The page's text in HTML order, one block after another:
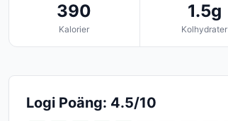
390
Kalorier
1.5g
Kolhydrater
Logi Poäng: 4.5/10